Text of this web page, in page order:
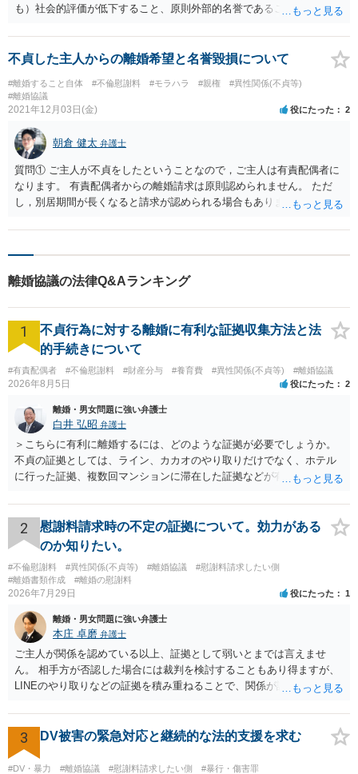
も）社会的評価が低下すること、原則外部的名誉であること（名誉感
であること等が必要です。実害があれば、損害賠償請求できる可能性
はあります。ただ、請求額通りが法的に認められるとは限らないで
ないと思われます。客観的証拠が不可欠です。法的責任をきちんと追
及されたい場合には、関係した法理等にも通じた弁護士等に相談し、
のいかないことは徹底的に解明しましょう！ 良い解決になりますよ
う祈念しております。
不貞した主人からの離婚希望と名誉毀損について
#離婚すること自体 #不倫慰謝料 #モラハラ #親権
#異性関係(不貞等)
#離婚協議
2021年12月03日(金) 役にたった 2
朝倉 健太 弁護士
質問① ご主人が不貞をしたということなので，ご主人は有責配偶者に
なります。 有責配偶者からの離婚請求は原則認められません。 ただ
し，別居期間が長くなると請求が認められる場合もありますので，そ
人おひとりに相談した程度では，名誉棄損で刑事上の処罰を受けるこ
離婚協議の法律Q&Aランキング
1
不貞行為に対する離婚に有利な証拠収集方法と法
的手続きについて
#有責配偶者 #不倫慰謝料 #財産分与 #養育費 #異性関係(不貞等) #離婚協議
2026年8月5日 役にたった 2
離婚・男女問題に強い弁護士
白井 弘昭 弁護士
＞こちらに有利に離婚するには、どのような証拠が必要でしょうか。
不貞の証拠としては、ライン、カカオのやり取りだけでなく、ホテル
に行った証拠、複数回マンションに滞在した証拠などが有効です。 不
婚する、慰謝料をとるなど）ことができると思われます。 ただし、不
貞発覚後、長期間同居を続けると、不貞を許したとの評価につながる
場合がありますので、ご注意ください。 以上、ご参考まで。
2
慰謝料請求時の不定の証拠について。効力がある
のか知りたい。
#不倫慰謝料 #異性関係(不貞等) #離婚協議
#慰謝料請求したい側
#離婚書類作成
#離婚の慰謝料
2026年7月29日 役にたった 1
離婚・男女問題に強い弁護士
本庄 卓磨 弁護士
ご主人が関係を認めている以上、証拠として弱いとまでは言えませ
ん。 相手方が否認した場合には裁判を検討することもあり得ますが、
LINEのやり取りなどの証拠を積み重ねることで、関係が認定される余
個別の事情によりますので、お早めに弁護士に相談されることをおす
すめします。
3 DV被害の緊急対応と継続的な法的支援を求む
#DV・暴力 #離婚協議 #慰謝料請求したい側
#暴行・傷害罪